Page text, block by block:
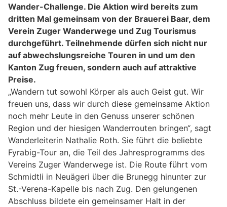
Wander-Challenge. Die Aktion wird bereits zum
dritten Mal gemeinsam von der Brauerei Baar, dem
Verein Zuger Wanderwege und Zug Tourismus
durchgeführt. Teilnehmende dürfen sich nicht nur
auf abwechslungsreiche Touren in und um den
Kanton Zug freuen, sondern auch auf attraktive
Preise.
„Wandern tut sowohl Körper als auch Geist gut. Wir
freuen uns, dass wir durch diese gemeinsame Aktion
noch mehr Leute in den Genuss unserer schönen
Region und der hiesigen Wanderrouten bringen“, sagt
Wanderleiterin Nathalie Roth. Sie führt die beliebte
Fyrabig-Tour an, die Teil des Jahresprogramms des
Vereins Zuger Wanderwege ist. Die Route führt vom
Schmidtli in Neuägeri über die Brunegg hinunter zur
St.-Verena-Kapelle bis nach Zug. Den gelungenen
Abschluss bildete ein gemeinsamer Halt in der